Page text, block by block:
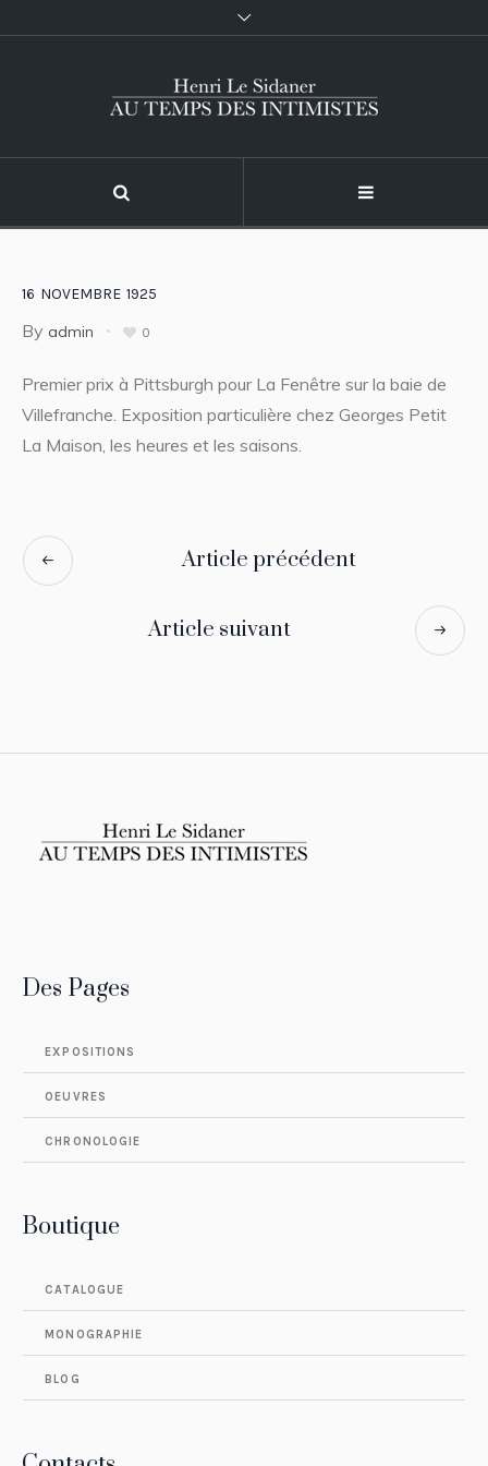
16 NOVEMBRE 1925
By admin 0
Premier prix à Pittsburgh pour La Fenêtre sur la baie de
Villefranche. Exposition particulière chez Georges Petit
La Maison, les heures et les saisons.
Article précédent
Article suivant
Des Pages
EXPOSITIONS
OEUVRES
CHRONOLOGIE
Boutique
CATALOGUE
MONOGRAPHIE
BLOG